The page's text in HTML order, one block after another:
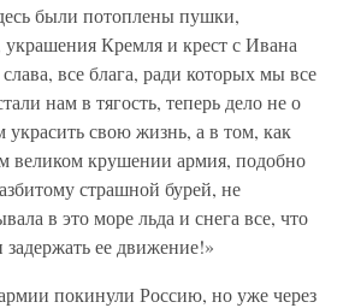
были потоплены пушки,
Кремля и крест с Ивана
все блага, ради которых мы все
нам в тягость, теперь дело не о
украсить свою жизнь, а в том, как
великом крушении армия, подобно
страшной бурей, не
в это море льда и снега все, что
задержать ее движение!»
покинули Россию, но уже через